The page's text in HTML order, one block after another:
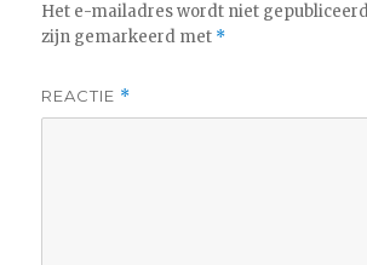
Het e-mailadres wordt niet
zijn gemarkeerd met *
REACTIE *